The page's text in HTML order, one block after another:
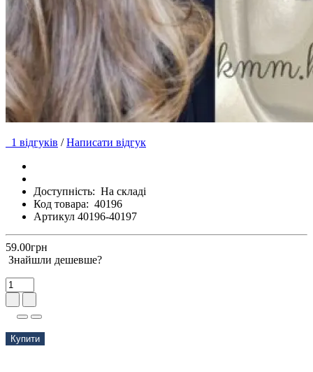
1 відгуків / Написати відгук
Доступність: На складі
Код товара: 40196
Артикул 40196-40197
59.00грн
Знайшли дешевше?
Купити